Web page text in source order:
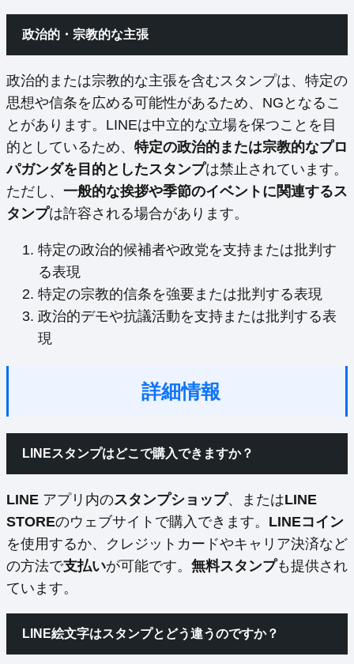
政治的・宗教的な主張
政治的または宗教的な主張を含むスタンプは、特定の
思想や信条を広める可能性があるため、NGとなるこ
とがあります。LINEは中立的な立場を保つことを目
的としているため、 特定の政治的または宗教的なプロ
パガンダを目的としたスタンプは禁止されています。
ただし、 一般的な挨拶や季節のイベントに関連するス
タンプは許容される場合があります。
特定の政治的候補者や政党を支持または批判す
る表現
特定の宗教的信条を強要または批判する表現
政治的デモや抗議活動を支持または批判する表
現
詳細情報
LINEスタンプはどこで購入できますか？
LINE アプリ内のスタンプショップ、またはLINE
STOREのウェブサイトで購入できます。 LINEコイン
を使用するか、クレジットカードやキャリア決済など
の方法で支払いが可能です。 無料スタンプも提供され
ています。
LINE絵文字はスタンプとどう違うのですか？